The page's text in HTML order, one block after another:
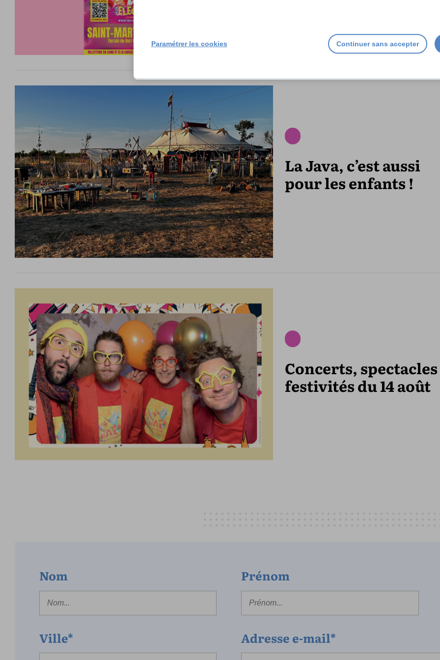
La Java, c’est aussi
pour les enfants !
Concerts,
festivités du 14 août
Nom Prénom
Ville* Adresse e-mail*
Continuer sans accepter
Paramétrer les cookies